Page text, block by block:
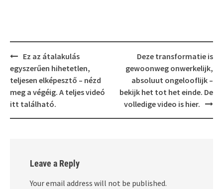
Post
navigation
Ez az átalakulás
egyszerűen hihetetlen,
teljesen elképesztő – nézd
meg a végéig. A teljes videó
itt található.
Deze transformatie is
gewoonweg onwerkelijk,
absoluut ongelooflijk –
bekijk het tot het einde. De
volledige video is hier.
Leave a Reply
Your email address will not be published.